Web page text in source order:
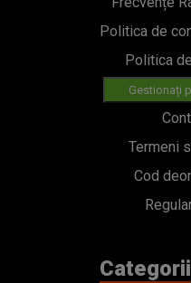
Politica de
Politica
Gestionați
Termeni
Cod
Categorii